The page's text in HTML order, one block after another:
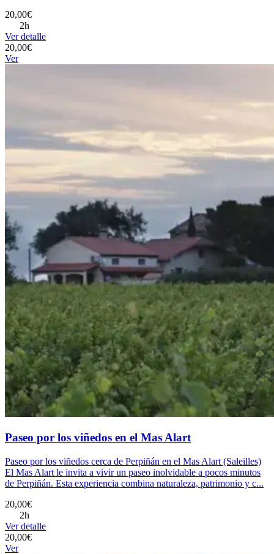
20,00€
2h
Ver detalle
20,00€
Ver
Paseo por los viñedos en el Mas Alart
Paseo por los viñedos cerca de Perpiñán en el Mas Alart (Saleilles)
El Mas Alart le invita a vivir un paseo inolvidable a pocos minutos
de Perpiñán. Esta experiencia combina naturaleza, patrimonio y c...
20,00€
2h
Ver detalle
20,00€
Ver